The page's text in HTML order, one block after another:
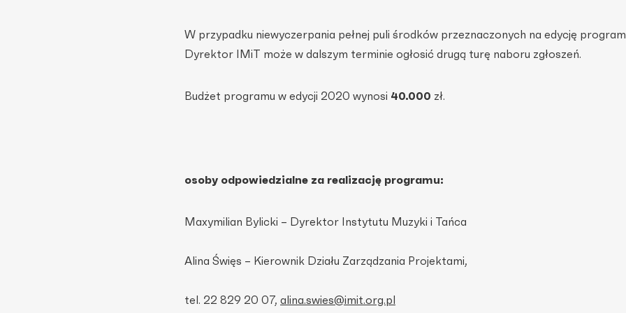
W przypadku niewyczerpania pełnej puli środków przeznaczonych na edycję
Dyrektor IMiT może w dalszym terminie ogłosić drugą turę naboru zgłoszeń.
Budżet programu w edycji 2020 wynosi 40.000 zł.
osoby odpowiedzialne za realizację programu:
Maxymilian Bylicki – Dyrektor Instytutu Muzyki i Tańca
Alina Święs – Kierownik Działu Zarządzania Projektami,
tel. 22 829 20 07, alina.swies@imit.org.pl